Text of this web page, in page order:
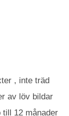
, inte träd
av löv bildar
12 månader